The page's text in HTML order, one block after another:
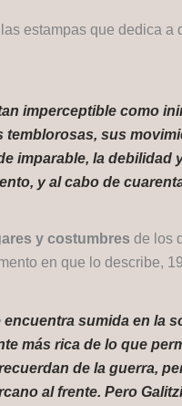
estampas que dedica a
imperceptible como
temblorosas, sus
imparable, la debilidad
y al cabo de
y costumbres de los
en que lo describe,
encuentra sumida en la
más rica de lo que
de la guerra,
al frente. Pero